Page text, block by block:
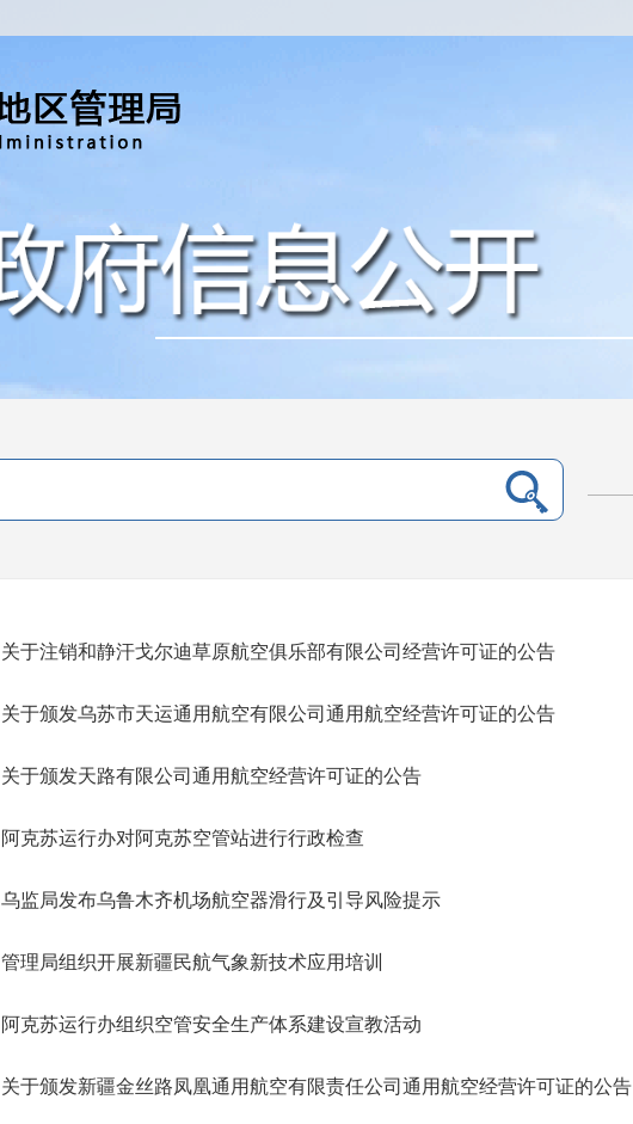
关于注销和静汗戈尔迪草原航空俱乐部有限公司经营许可证的公告
关于颁发乌苏市天运通用航空有限公司通用航空经营许可证的公告
关于颁发天路有限公司通用航空经营许可证的公告
阿克苏运行办对阿克苏空管站进行行政检查
乌监局发布乌鲁木齐机场航空器滑行及引导风险提示
管理局组织开展新疆民航气象新技术应用培训
阿克苏运行办组织空管安全生产体系建设宣教活动
关于颁发新疆金丝路凤凰通用航空有限责任公司通用航空经营许可证的公告